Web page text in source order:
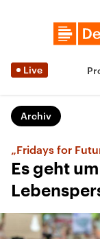
Live
Archiv
„Fridays for
Es geht